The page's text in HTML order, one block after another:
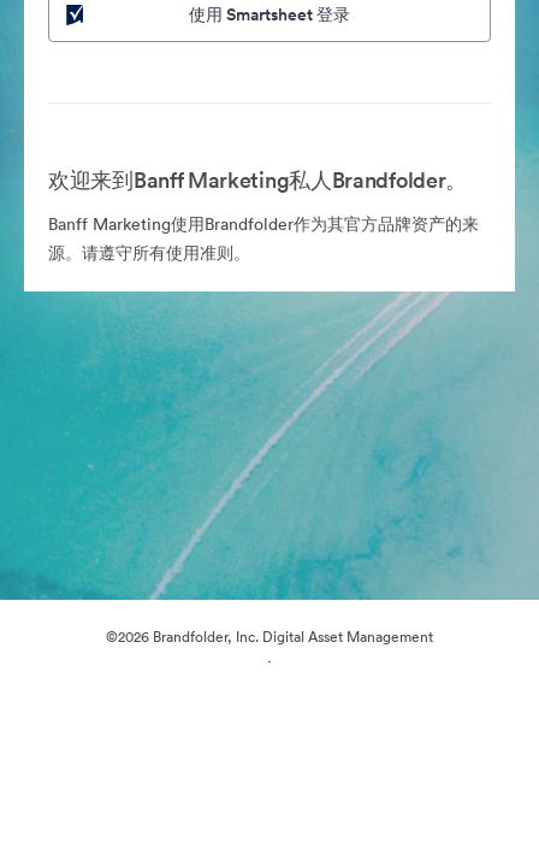
使用 Smartsheet 登录
欢迎来到Banff Marketing私人Brandfolder。
Banff Marketing使用Brandfolder作为其官方品牌资产的来
源。请遵守所有使用准则。
©2026 Brandfolder, Inc. Digital Asset Management
·